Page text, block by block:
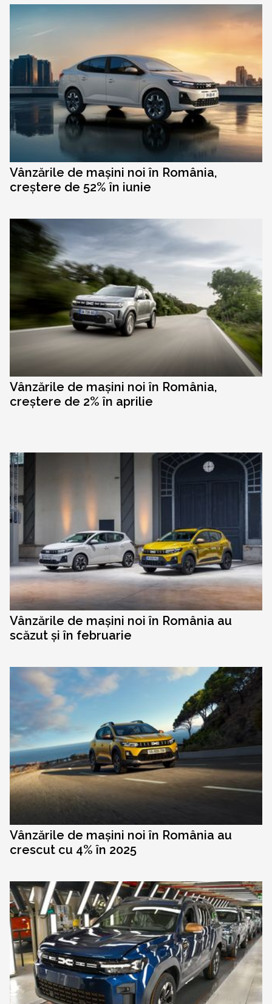
Vânzările de mașini noi în România,
creștere de 52% în iunie
Vânzările de mașini noi în România,
creștere de 2% în aprilie
Vânzările de mașini noi în România au
scăzut și în februarie
Vânzările de mașini noi în România au
crescut cu 4% în 2025